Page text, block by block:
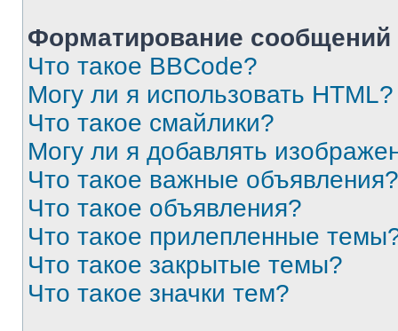
Форматирование
Что такое BBCode?
Могу ли я использовать HTML?
Что такое смайлики?
Могу ли я добавлять
Что такое важные объявления?
Что такое объявления?
Что такое прилепленные
Что такое закрытые темы?
Что такое значки тем?